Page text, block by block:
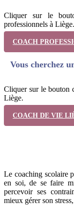
Cliquer sur le
professionnels à Liège.
COACH
Vous cherchez
Cliquer sur le bouton
Liège.
COACH DE VIE
Le coaching scolaire
en soi, de se faire
percevoir ses
mieux gérer son